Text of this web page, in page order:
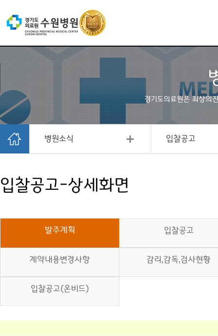
경기도의료원은 최상의
병원소식 입찰공고
입찰공고-상세화면
발주계획 입찰공고
계약내용변경사항 감리,감독,검사현황
입찰공고(온비드)